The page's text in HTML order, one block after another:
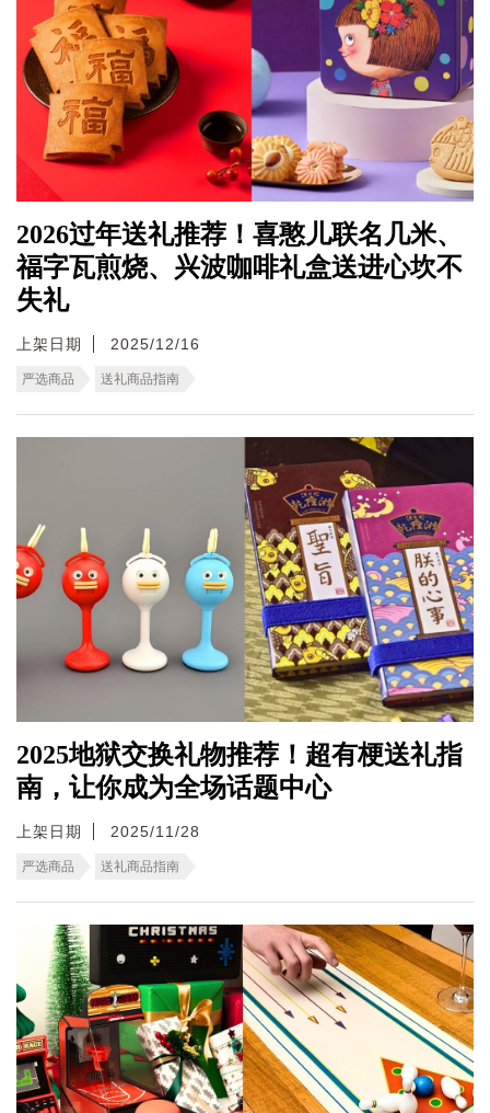
2026过年送礼推荐！喜憨儿联名几米、
福字瓦煎烧、兴波咖啡礼盒送进心坎不
失礼
上架日期 2025/12/16
严选商品 送礼商品指南
2025地狱交换礼物推荐！超有梗送礼指
南，让你成为全场话题中心
上架日期 2025/11/28
严选商品 送礼商品指南